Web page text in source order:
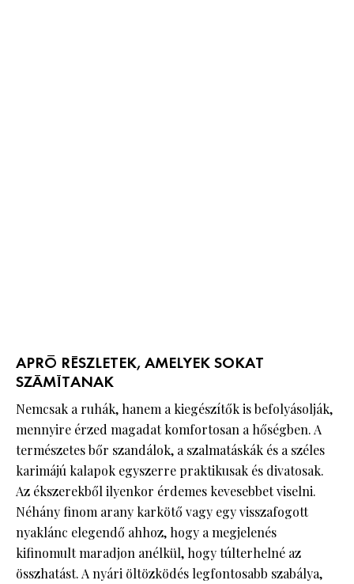
APRÓ RÉSZLETEK, AMELYEK SOKAT
SZÁMÍTANAK
Nemcsak a ruhák, hanem a kiegészítők is befolyásolják,
mennyire érzed magadat komfortosan a hőségben. A
természetes bőr szandálok, a szalmatáskák és a széles
karimájú kalapok egyszerre praktikusak és divatosak.
Az ékszerekből ilyenkor érdemes kevesebbet viselni.
Néhány finom arany karkötő vagy egy visszafogott
nyaklánc elegendő ahhoz, hogy a megjelenés
kifinomult maradjon anélkül, hogy túlterhelné az
összhatást. A nyári öltözködés legfontosabb szabálya,